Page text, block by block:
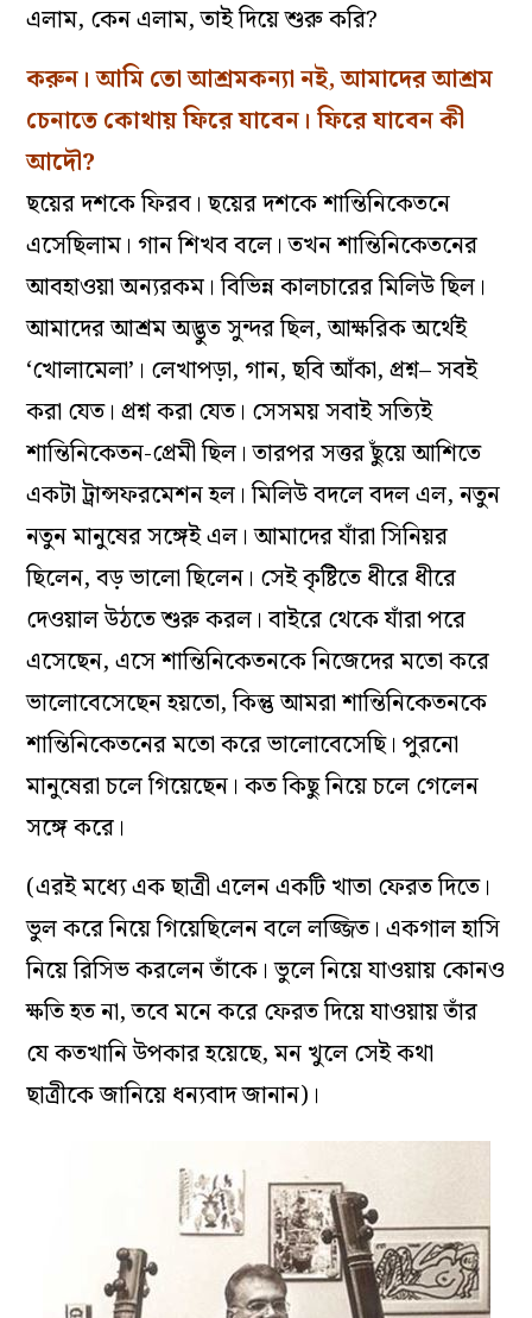
এলাম, কেন এলাম, তাই দিয়ে শুরু করি?
করুন। আমি তো আশ্রমকন্যা নই, আমাদের আশ্রম
চেনাতে কোথায় ফিরে যাবেন। ফিরে যাবেন কী
আদৌ?
ছয়ের দশকে ফিরব। ছয়ের দশকে শান্তিনিকেতনে
এসেছিলাম। গান শিখব বলে। তখন শান্তিনিকেতনের
আবহাওয়া অন্যরকম। বিভিন্ন কালচারের মিলিউ ছিল।
আমাদের আশ্রম অদ্ভুত সুন্দর ছিল, আক্ষরিক অর্থেই
‘খোলামেলা’। লেখাপড়া, গান, ছবি আঁকা, প্রশ্ন– সবই
করা যেত। প্রশ্ন করা যেত। সেসময় সবাই সত্যিই
শান্তিনিকেতন-প্রেমী ছিল। তারপর সত্তর ছুঁয়ে আশিতে
একটা ট্রান্সফরমেশন হল। মিলিউ বদলে বদল এল, নতুন
নতুন মানুষের সঙ্গেই এল। আমাদের যাঁরা সিনিয়র
ছিলেন, বড় ভালো ছিলেন। সেই কৃষ্টিতে ধীরে ধীরে
দেওয়াল উঠতে শুরু করল। বাইরে থেকে যাঁরা পরে
এসেছেন, এসে শান্তিনিকেতনকে নিজেদের মতো করে
ভালোবেসেছেন হয়তো, কিন্তু আমরা শান্তিনিকেতনকে
শান্তিনিকেতনের মতো করে ভালোবেসেছি। পুরনো
মানুষেরা চলে গিয়েছেন। কত কিছু নিয়ে চলে গেলেন
সঙ্গে করে।
(এরই মধ্যে এক ছাত্রী এলেন একটি খাতা ফেরত দিতে।
ভুল করে নিয়ে গিয়েছিলেন বলে লজ্জিত। একগাল হাসি
নিয়ে রিসিভ করলেন তাঁকে। ভুলে নিয়ে যাওয়ায় কোনও
ক্ষতি হত না, তবে মনে করে ফেরত দিয়ে যাওয়ায় তাঁর
যে কতখানি উপকার হয়েছে, মন খুলে সেই কথা
ছাত্রীকে জানিয়ে ধন্যবাদ জানান)।